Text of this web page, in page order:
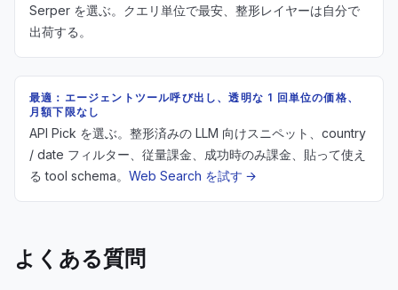
Serper を選ぶ。クエリ単位で最安、整形レイヤーは自分で
出荷する。
最適：エージェントツール呼び出し、透明な 1 回単位の価格、
月額下限なし
API Pick を選ぶ。整形済みの LLM 向けスニペット、country
/ date フィルター、従量課金、成功時のみ課金、貼って使え
る tool schema。 Web Search を試す →
よくある質問